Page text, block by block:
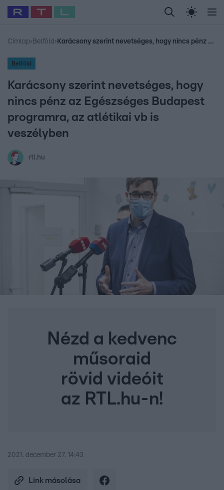
Legfrissebb RTL Híradó Randi Celeb vagyok,
Babits Marcella Most Wanted Gallusz
Címlap› Belföld › Karácsony szerint nevetséges, hogy nincs pénz az Egészséges Budapest programra, az atlétikai vb is veszélyben
Belföld
Karácsony szerint nevetséges, hogy
nincs pénz az Egészséges Budapest
programra, az atlétikai vb is
veszélyben
rtl.hu
Nézd a kedvenc
műsoraid
rövid videóit
az RTL.hu-n!
2021. december 27. 14:43
Link másolása